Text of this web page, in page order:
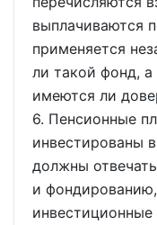
выплачиваются
применяется
ли такой фонд, а
имеются ли
6. Пенсионные
инвестированы
должны
и
инвестиционные